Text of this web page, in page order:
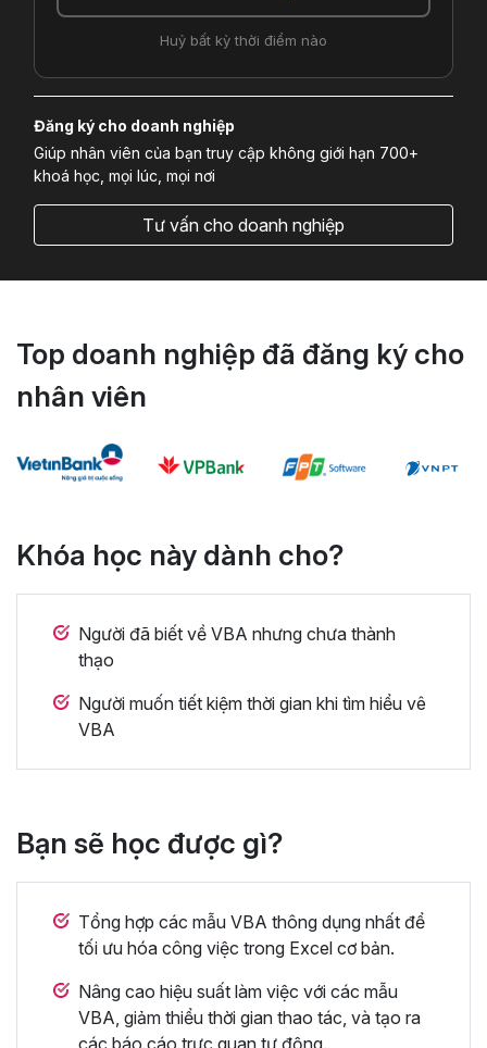
Huỷ bất kỳ thời điểm nào
Đăng ký cho doanh nghiệp
Giúp nhân viên của bạn truy cập không giới hạn 700+
khoá học, mọi lúc, mọi nơi
Tư vấn cho doanh nghiệp
Top doanh nghiệp đã đăng ký cho
nhân viên
Khóa học này dành cho?
Người đã biết về VBA nhưng chưa thành
thạo
Người muốn tiết kiệm thời gian khi tìm hiểu vê
VBA
Bạn sẽ học được gì?
Tổng hợp các mẫu VBA thông dụng nhất để
tối ưu hóa công việc trong Excel cơ bản.
Nâng cao hiệu suất làm việc với các mẫu
VBA, giảm thiểu thời gian thao tác, và tạo ra